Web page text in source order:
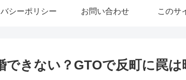
シーポリシー お問い合わせ このサ
きない？GTOで反町に罠は